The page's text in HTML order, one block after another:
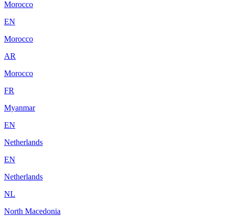
Morocco
EN
Morocco
AR
Morocco
FR
Myanmar
EN
Netherlands
EN
Netherlands
NL
North Macedonia